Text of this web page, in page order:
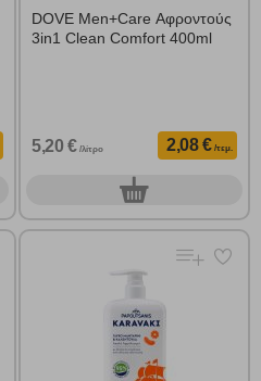
DOVE Men+Care Αφροντούς
3in1 Clean Comfort 400ml
5,20 € /λίτρο 2,08 € /τεμ.
0τεμ.